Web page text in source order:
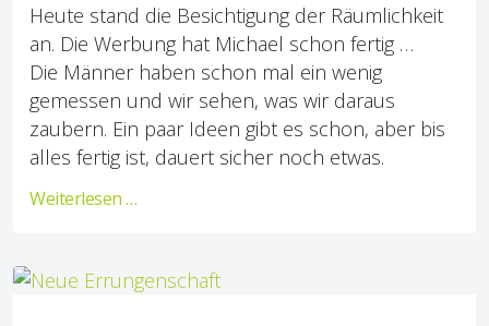
Heute stand die Besichtigung der Räumlichkeit
an. Die Werbung hat Michael schon fertig …
Die Männer haben schon mal ein wenig
gemessen und wir sehen, was wir daraus
zaubern. Ein paar Ideen gibt es schon, aber bis
alles fertig ist, dauert sicher noch etwas.
Weiterlesen …